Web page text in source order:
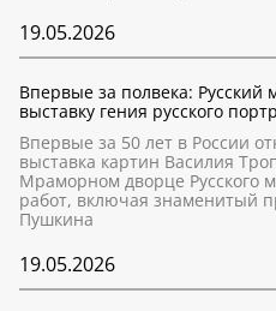
19.05.2026
Впервые за полвека:
выставку гения русского
Впервые за 50 лет в России
выставка картин Василия
Мраморном дворце Русского
работ, включая знаменитый
Пушкина
19.05.2026